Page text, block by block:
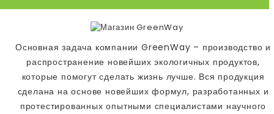
Основная задача компании GreenWay – производство и
распространение новейших экологичных продуктов,
которые помогут сделать жизнь лучше. Вся продукция
сделана на основе новейших формул, разработанных и
протестированных опытными специалистами научного